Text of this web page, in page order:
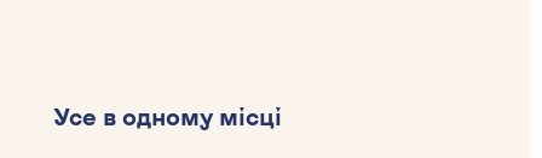
Усе в одному місці